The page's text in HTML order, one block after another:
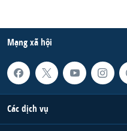
Mạng xã hội
Các dịch vụ